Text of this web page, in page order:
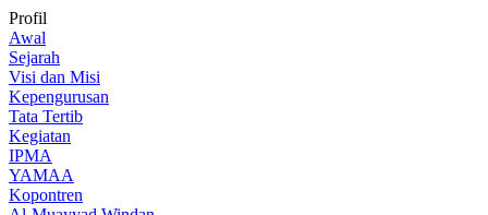
Profil
Awal
Sejarah
Visi dan Misi
Kepengurusan
Tata Tertib
Kegiatan
IPMA
YAMAA
Kopontren